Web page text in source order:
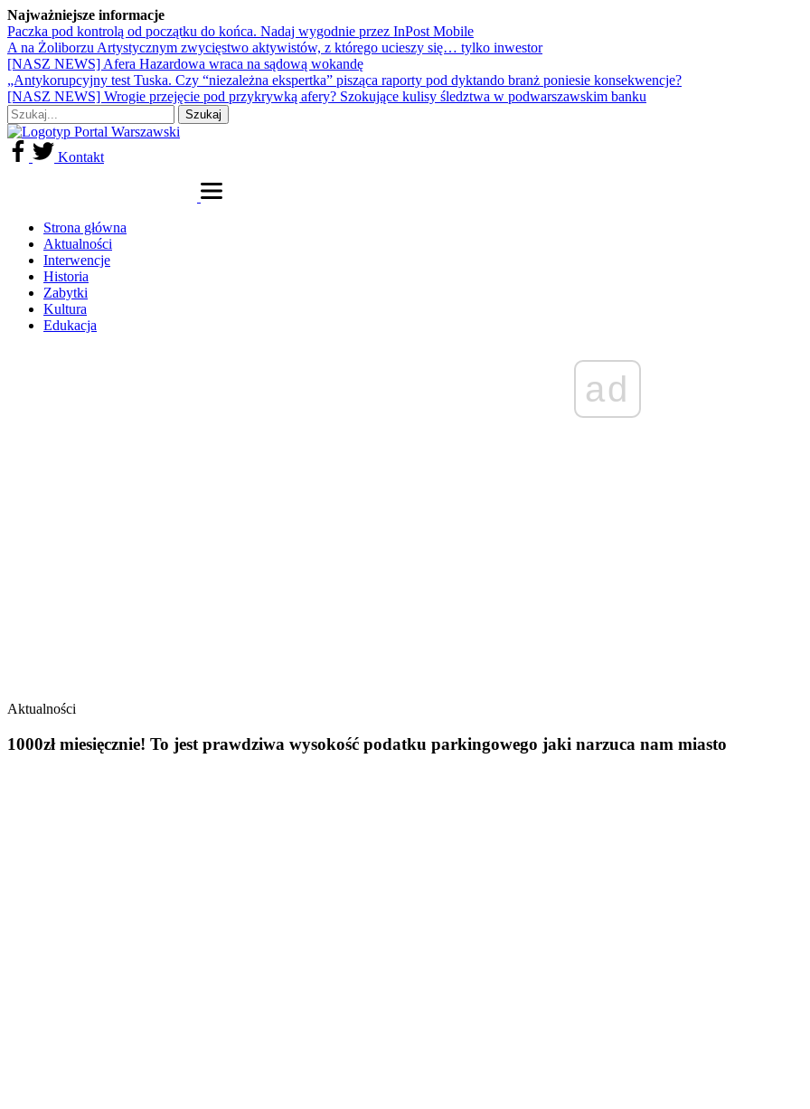
Najważniejsze informacje
Paczka pod kontrolą od początku do końca. Nadaj wygodnie przez InPost Mobile
A na Żoliborzu Artystycznym zwycięstwo aktywistów, z którego ucieszy się… tylko inwestor
[NASZ NEWS] Afera Hazardowa wraca na sądową wokandę
„Antykorupcyjny test Tuska. Czy “niezależna ekspertka” pisząca raporty pod dyktando branż poniesie konsekwencje?
[NASZ NEWS] Wrogie przejęcie pod przykrywką afery? Szokujące kulisy śledztwa w podwarszawskim banku
Kontakt
Strona główna
Aktualności
Interwencje
Historia
Zabytki
Kultura
Edukacja
ad
Aktualności
1000zł miesięcznie! To jest prawdziwa wysokość podatku parkingowego jaki narzuca nam miasto